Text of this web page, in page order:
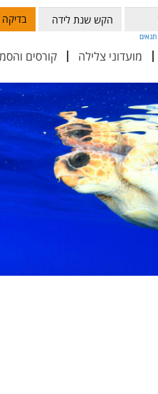
בדיקה
תנאים
מועדוני צלילה קורסים